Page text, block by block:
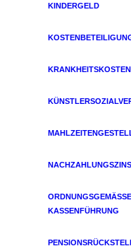
KINDERGELD
KRANKHEITSKOSTEN
ORDNUNGSGEMÄSSE K
ASSENFÜHRUNG